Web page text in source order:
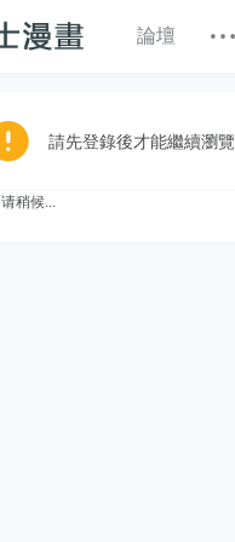
論壇
請先登錄後才能繼續瀏覽
请稍候...